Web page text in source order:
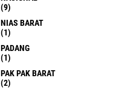
(9)
NIAS BARAT
(1)
PADANG
(1)
PAK PAK BARAT
(2)